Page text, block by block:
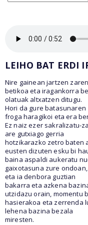
LEIHO BAT ERDI
Nire gainean jartzen
betikoa eta iragankorra
olatuak altxatzen ditugu.
Hori da gure batasunaren
froga haragikoi eta era
Ez naiz ezer sakralizatu-
are gutxiago gerria
hotzikarazko zetro baten
eusten dizuten esku bi
baina aspaldi aukeratu
gaixotasuna zure ondoan,
eta ia denbora guztian
bakarra eta azkena
utzidazu orain, momentu
hasierakoa eta zerrenda
lehena bazina bezala
miresten.